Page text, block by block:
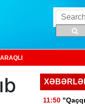
11:50